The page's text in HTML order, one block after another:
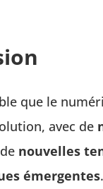
que le
avec de
nouvelles
émergentes